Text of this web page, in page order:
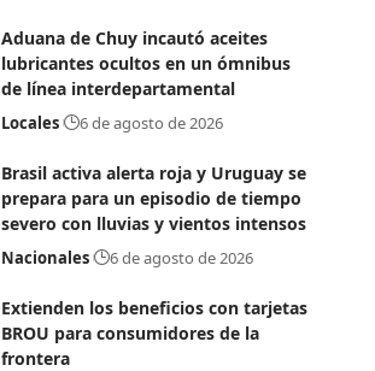
Aduana de Chuy incautó aceites
lubricantes ocultos en un ómnibus
de línea interdepartamental
Locales 6 de agosto de 2026
Brasil activa alerta roja y Uruguay se
prepara para un episodio de tiempo
severo con lluvias y vientos intensos
Nacionales 6 de agosto de 2026
Extienden los beneficios con tarjetas
BROU para consumidores de la
frontera